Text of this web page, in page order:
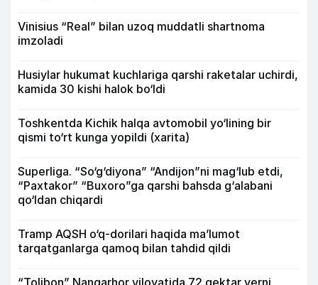
Vinisius “Real” bilan uzoq muddatli shartnoma
imzoladi
Husiylar hukumat kuchlariga qarshi raketalar uchirdi,
kamida 30 kishi halok bo‘ldi
Toshkentda Kichik halqa avtomobil yo‘lining bir
qismi to‘rt kunga yopildi (xarita)
Superliga. “So‘g‘diyona” “Andijon”ni mag‘lub etdi,
“Paxtakor” “Buxoro”ga qarshi bahsda g‘alabani
qo‘ldan chiqardi
Tramp AQSH o‘q-dorilari haqida ma’lumot
tarqatganlarga qamoq bilan tahdid qildi
“Tolibon” Nangarhor viloyatida 72 gektar yerni